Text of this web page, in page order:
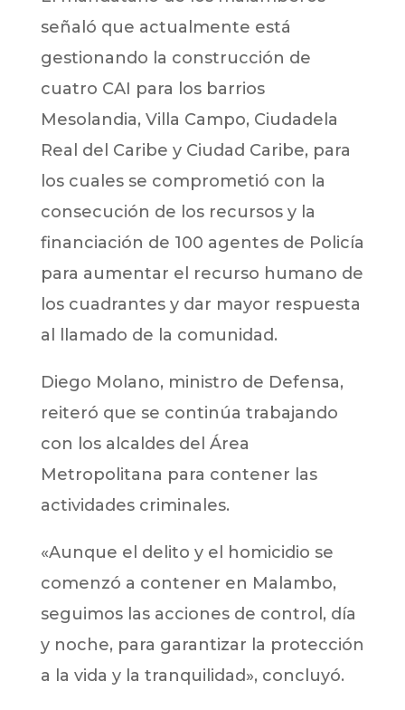
señaló que actualmente está
gestionando la construcción de
cuatro CAI para los barrios
Mesolandia, Villa Campo, Ciudadela
Real del Caribe y Ciudad Caribe, para
los cuales se comprometió con la
consecución de los recursos y la
financiación de 100 agentes de Policía
para aumentar el recurso humano de
los cuadrantes y dar mayor respuesta
al llamado de la comunidad.
Diego Molano, ministro de Defensa,
reiteró que se continúa trabajando
con los alcaldes del Área
Metropolitana para contener las
actividades criminales.
«Aunque el delito y el homicidio se
comenzó a contener en Malambo,
seguimos las acciones de control, día
y noche, para garantizar la protección
a la vida y la tranquilidad», concluyó.